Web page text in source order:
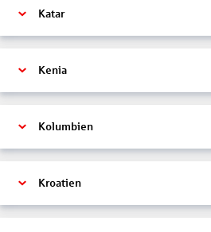
Katar
Kenia
Kolumbien
Kroatien